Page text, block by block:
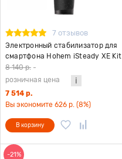
7 отзывов
Электронный стабилизатор для
смартфона Hohem iSteady XE Kit
черный
8 140 р. -
розничная цена
7 514 р.
Вы экономите 626 р. (8%)
В корзину
-21%